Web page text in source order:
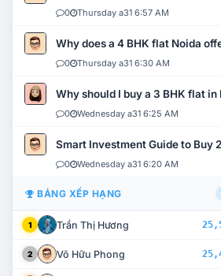
0 Thursday a31 6:57 AM
Why does a 4 BHK flat Noida
0 Thursday a31 6:30 AM
Why should I buy a 3 BHK flat in
0 Wednesday a31 6:25 AM
Smart Investment Guide to Buy
0 Wednesday a31 6:20 AM
BẢNG XẾP HẠNG
1 Trần Thị Hương
2 Võ Hữu Phong